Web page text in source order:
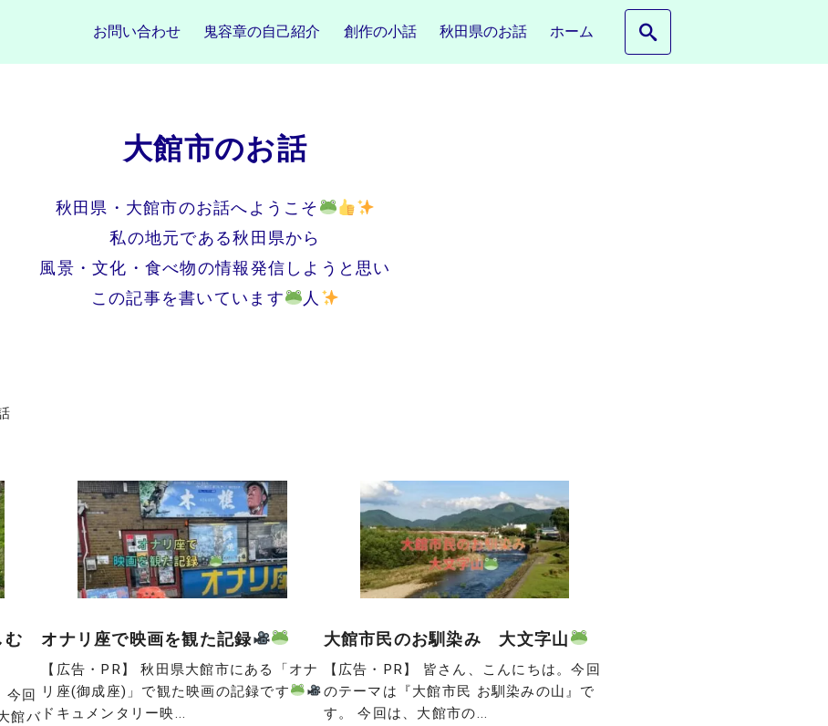
お問い合わせ 鬼容章の自己紹介 創作の小話 秋田県のお話 ホーム
大館市のお話
秋田県・大館市のお話へようこそ
私の地元である秋田県から
風景・文化・食べ物の情報発信しようと思い
この記事を書いています
人
む
今回
館バ
オナリ座で映画を観た記録
【広告・PR】 秋田県大館市にある「オナ
リ座(御成座)」で観た映画の記録です
ドキュメンタリー映...
大館市民のお馴染み 大文字山
【広告・PR】 皆さん、こんにちは。今回
のテーマは『大館市民 お馴染みの山』で
す。 今回は、大館市の...